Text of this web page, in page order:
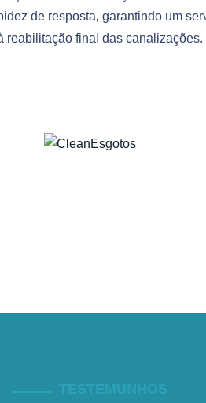
de resposta, garantindo um
reabilitação final das canalizações.